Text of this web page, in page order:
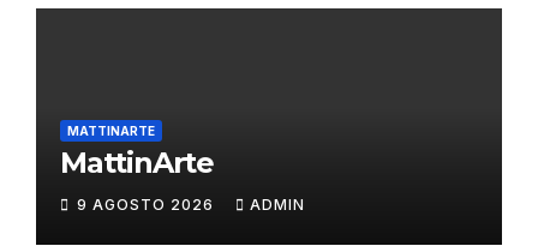
MATTINARTE
MattinArte
9 AGOSTO 2026 ADMIN